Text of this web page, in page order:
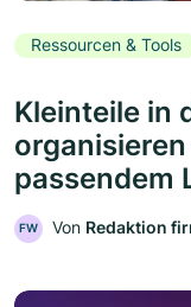
Ressourcen & Tools
Kleinteile in
passendem
FW Von Redaktion